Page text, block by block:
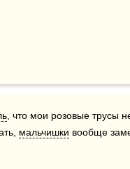
, что мои розовые трусы
мальчишки вообще